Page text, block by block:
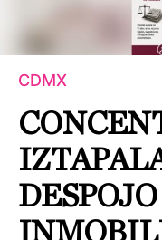
CDMX
DESPOJO